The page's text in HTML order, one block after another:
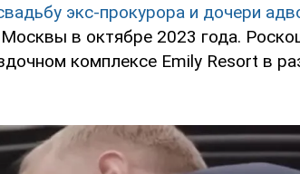
экс-прокурора и дочери
в октябре 2023 года.
комплексе Emily Resort в